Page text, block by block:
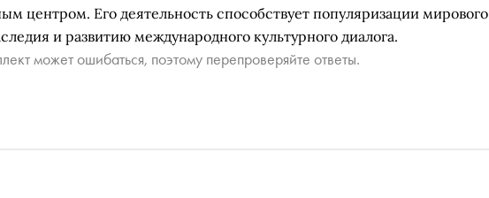
центром. Его деятельность способствует популяризации мирового
и развитию международного культурного диалога.
может ошибаться, поэтому перепроверяйте ответы.